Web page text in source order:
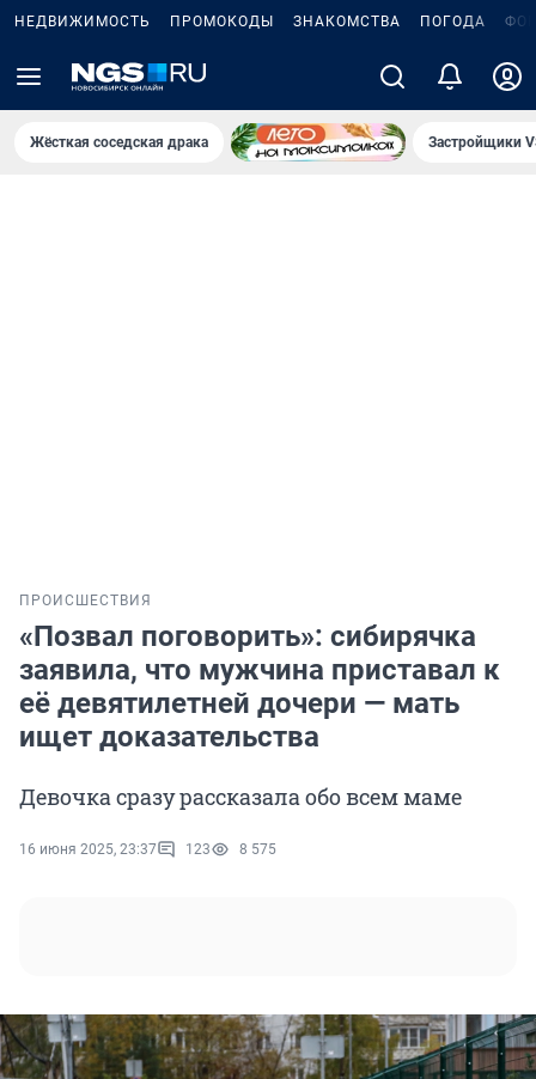
НЕДВИЖИМОСТЬ ПРОМОКОДЫ ЗНАКОМСТВА ПОГОДА
Жёсткая соседская драка Застройщики
ПРОИСШЕСТВИЯ
«Позвал поговорить»: сибирячка
заявила, что мужчина приставал к
её девятилетней дочери — мать
ищет доказательства
Девочка сразу рассказала обо всем маме
16 июня 2025, 23:37 123 8 575